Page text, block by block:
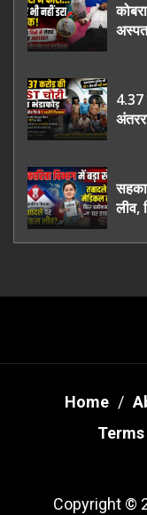
4.37
लीव,
Home
Copyright ©